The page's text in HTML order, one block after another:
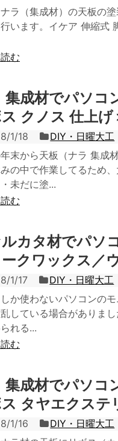
ラ（集成材）の天板の
います。イケア 伸縮式
む
集成材でパソコ
クノス 仕上げ
1/18
DIY・日曜大工
末から天板（ナラ 集成
の中で作業してるため
未だに塗...
む
カタ材でパソ
クワックス／
1/17
DIY・日曜大工
か使わないパソコンの
している場合がありま
れる...
む
集成材でパソコ
ス タヤエクステ
1/16
DIY・日曜大工